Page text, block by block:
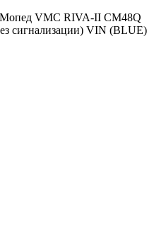
Мопед VMC RIVA-II CM48Q
сигнализации) VIN (BLUE)